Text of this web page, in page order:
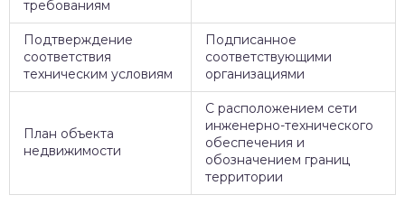
требованиям
Подтверждение
соответствия
техническим условиям
Подписанное
соответствующими
организациями
План объекта
недвижимости
С расположением сети
инженерно-технического
обеспечения и
обозначением границ
территории